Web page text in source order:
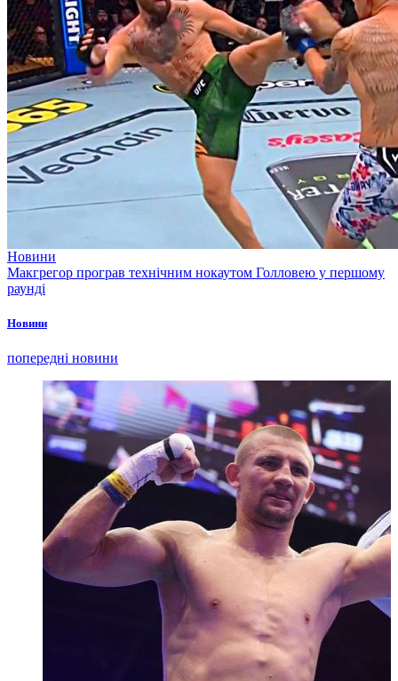
Новини
Макгрегор програв технічним нокаутом Голловею у першому
раунді
Новини
попередні новини